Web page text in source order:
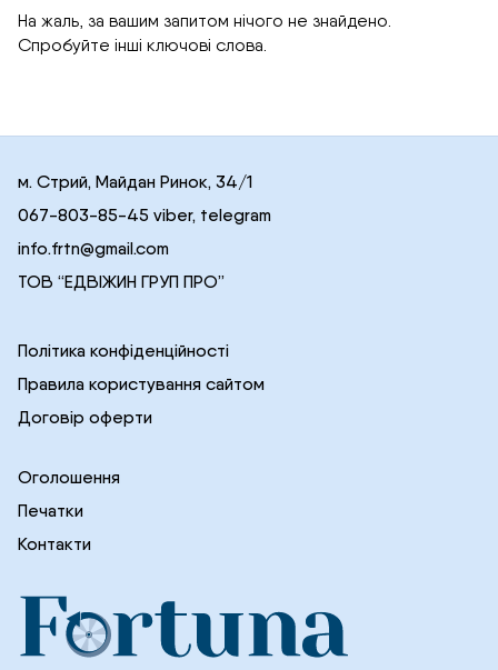
На жаль, за вашим запитом нічого не знайдено.
Спробуйте інші ключові слова.
м. Стрий, Майдан Ринок, 34/1
067-803-85-45 viber, telegram
info.frtn@gmail.com
ТОВ “ЕДВІЖИН ГРУП ПРО”
Політика конфіденційності
Правила користування сайтом
Договір оферти
Оголошення
Печатки
Контакти